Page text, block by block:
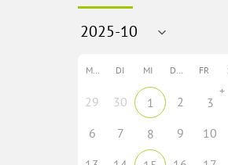
DI MI FR
29 30 1 2 3
+
6
7 8 9 10